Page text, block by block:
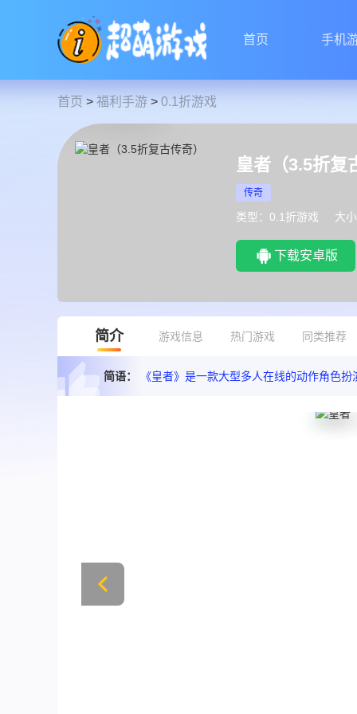
首页 手机
首页 > 福利手游 > 0.1折游戏
皇者（3.5折复
传奇
类型：0.1折游戏 大
下载安卓版
简介 游戏信息 热门游戏 同类推荐
简语： 《皇者》是一款大型多人在线的动作角色扮演手机游戏。三职业复古传奇类游戏 战斗打击感强。打怪升级、装备爆装、PK对决